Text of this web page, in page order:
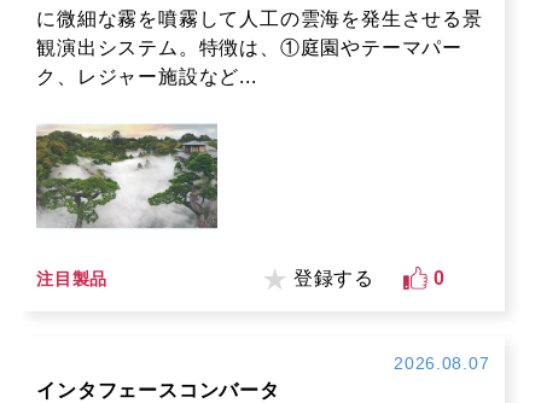
に微細な霧を噴霧して人工の雲海を発生させる景
観演出システム。特徴は、①庭園やテーマパー
ク、レジャー施設など...
注目製品 登録する 0
2026.08.07
インタフェースコンバータ